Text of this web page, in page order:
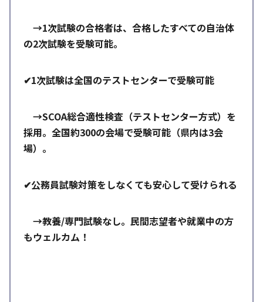
→1次試験の合格者は、合格したすべての自治体
の2次試験を受験可能。
✔1次試験は全国のテストセンターで受験可能
→SCOA総合適性検査（テストセンター方式）を
採用。全国約300の会場で受験可能（県内は3会
場）。
✔公務員試験対策をしなくても安心して受けられる
→教養/専門試験なし。民間志望者や就業中の方
もウェルカム！